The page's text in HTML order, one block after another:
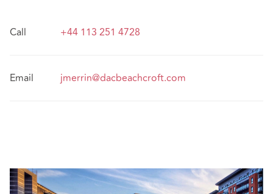
Call +44 113 251 4728
Email jmerrin@dacbeachcroft.com